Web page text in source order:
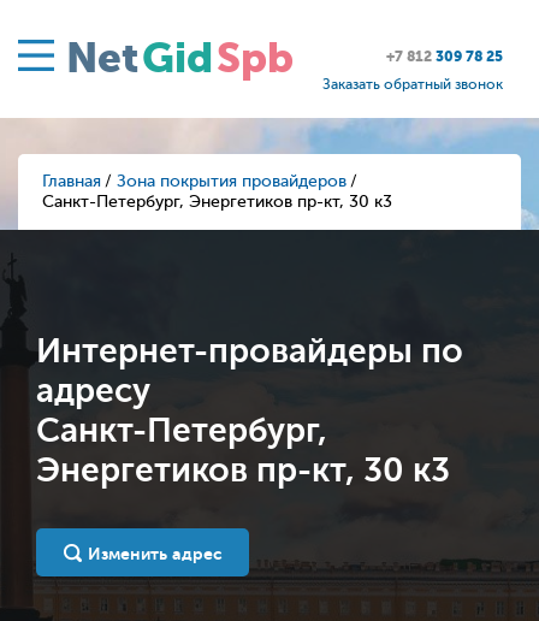
NetGidSpb +7 812 309 78 25
Заказать обратный звонок
Главная
Зона покрытия провайдеров
Санкт-Петербург, Энергетиков пр-кт, 30 к3
Интернет-провайдеры по
адресу
Санкт-Петербург,
Энергетиков пр-кт, 30 к3
Изменить адрес